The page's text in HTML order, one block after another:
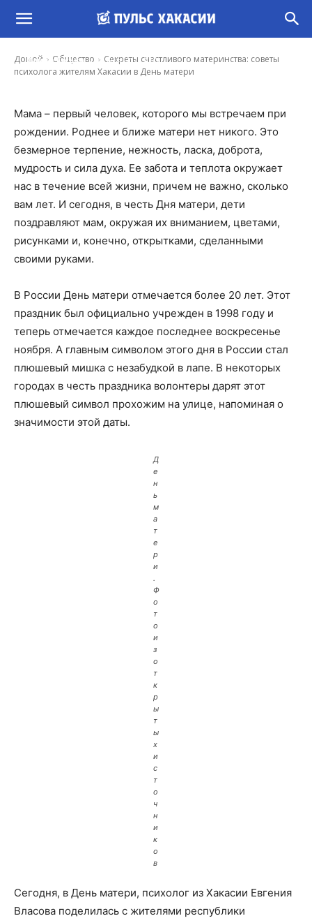
Домой Общество
Секреты счастливого материнства: советы
психолога жителям Хакасии в День матери
Секреты счастливого материнства: советы
психолога жителям Хакасии в День матери
Ирина Гусева - 29 Ноя, 2020 9:00
Мама – первый человек, которого мы встречаем при
рождении. Роднее и ближе матери нет никого. Это
безмерное терпение, нежность, ласка, доброта,
мудрость и сила духа. Ее забота и теплота окружает
нас в течение всей жизни, причем не важно, сколько
вам лет. И сегодня, в честь Дня матери, дети
поздравляют мам, окружая их вниманием, цветами,
рисунками и, конечно, открытками, сделанными
своими руками.
В России День матери отмечается более 20 лет. Этот
праздник был официально учрежден в 1998 году и
теперь отмечается каждое последнее воскресенье
ноября. А главным символом этого дня в России стал
плюшевый мишка с незабудкой в лапе. В некоторых
городах в честь праздника волонтеры дарят этот
плюшевый символ прохожим на улице, напоминая о
значимости этой даты.
Д
е
н
ь
м
а
т
е
р
и
.
Ф
о
т
о
и
з
о
т
к
р
ы
т
ы
х
и
с
т
о
ч
н
и
к
о
в
Сегодня, в День матери, психолог из Хакасии Евгения
Власова поделилась с жителями республики